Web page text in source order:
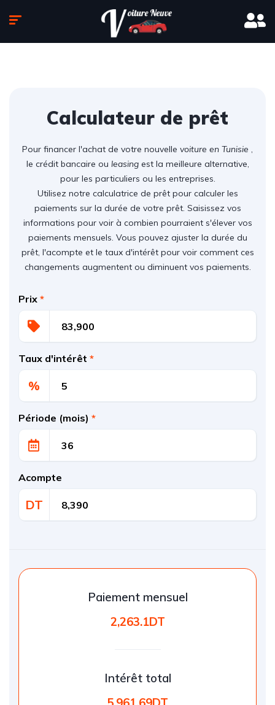
Calculateur de prêt
Pour financer l'achat de votre nouvelle voiture en Tunisie ,
le crédit bancaire ou leasingest la meilleure alternative,
pour les particuliers ou les entreprises.
Utilisez notre calculatrice de prêt pour calculer les
paiements sur la durée de votre prêt. Saisissez vos
informations pour voir à combien pourraient s'élever vos
paiements mensuels. Vous pouvez ajuster la durée du
prêt, l'acompte et le taux d'intérêt pour voir comment ces
changements augmentent ou diminuent vos paiements.
Prix *
Taux d'intérêt *
%
Période (mois) *
Acompte
DT
Paiement mensuel
2,263.1DT
Intérêt total